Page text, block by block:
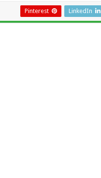
LinkedIn
Pinterest